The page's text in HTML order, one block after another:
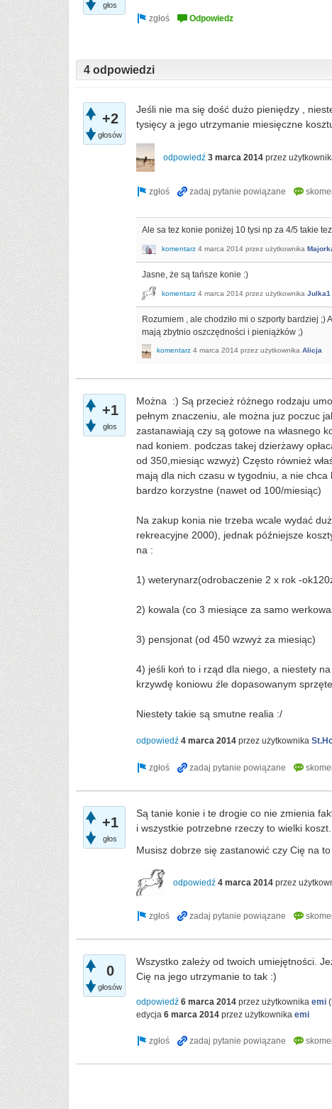
głos
4 odpowiedzi
+2
głosów
Jeśli nie ma się dość dużo pieniędzy ,
tysięcy a jego utrzymanie miesięczne
odpowiedź 3 marca 2014 przez
Ale sa tez konie poniżej 10 tysi np za 4/5 takie
komentarz 4 marca 2014 przez użytkownika
Jasne, że są tańsze konie :)
komentarz 4 marca 2014 przez użytkownika Julka1
Rozumiem , ale chodziło mi o szporty bardziej
mają zbytnio oszczędności i pieniążków ;)
komentarz 4 marca 2014 przez użytkownika Alicja
+1
głos
Można :) Są przecież różnego rodzaju
pełnym znaczeniu, ale można juz poczuc
zastanawiają czy są gotowe na własnego
nad koniem. podczas takej dzierżawy
od 350,miesiąc wzwyż) Często również
mają dla nich czasu w tygodniu, a nie chca
bardzo korzystne (nawet od 100/miesiąc)
Na zakup konia nie trzeba wcale wydać
rekreacyjne 2000), jednak późniejsze
na :
1) weterynarz(odrobaczenie 2 x rok -
2) kowala (co 3 miesiące za samo
3) pensjonat (od 450 wzwyż za miesiąc)
4) jeśli koń to i rząd dla niego, a niestety
krzywdę koniowu źle dopasowanym
Niestety takie są smutne realia :/
odpowiedź 4 marca 2014 przez użytkownika
+1
głos
Są tanie konie i te drogie co nie zmienia
i wszystkie potrzebne rzeczy to wielki koszt.
Musisz dobrze się zastanowić czy Cię na
odpowiedź 4 marca 2014 przez
0
głosów
Wszystko zależy od twoich umiejętności.
Cię na jego utrzymanie to tak :)
odpowiedź 6 marca 2014 przez użytkownika emi (
edycja 6 marca 2014 przez użytkownika emi